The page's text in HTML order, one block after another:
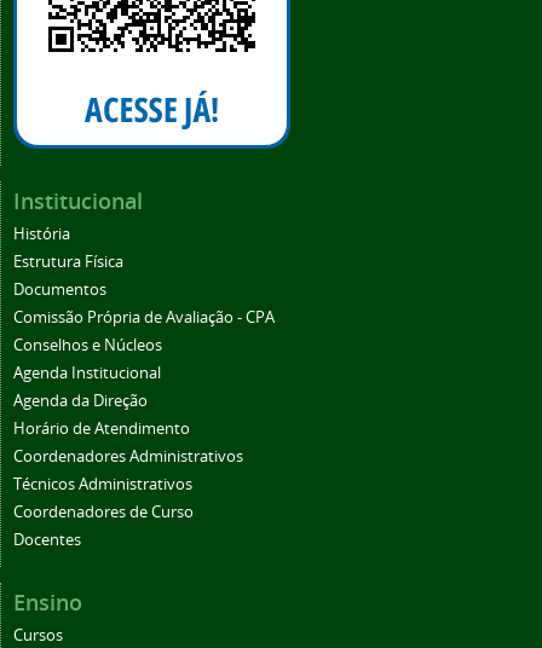
Institucional
História
Estrutura Física
Documentos
Comissão Própria de Avaliação - CPA
Conselhos e Núcleos
Agenda Institucional
Agenda da Direção
Horário de Atendimento
Coordenadores Administrativos
Técnicos Administrativos
Coordenadores de Curso
Docentes
Ensino
Cursos